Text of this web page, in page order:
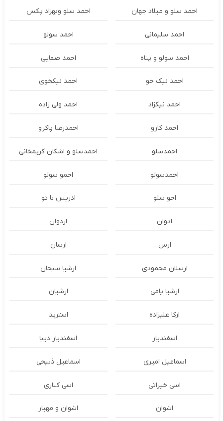
احمد سلو و میلاد جهان احمد سلو وبهزاد پکس
احمد سلیمانی احمد سولو
احمد سولو و پناه احمد صفایی
احمد نیک خو احمد نیکخوی
احمد نیکزاد احمد ولی زاده
احمد کارو احمدرضا پاکرو
احمدسلو احمدسلو و اشکان کریمخانی
احمدسولو احمو سولو
احو سلو ادریس با تو
ادوان اردوان
ارس ارسان
ارسلان محمودی ارشیا سبحان
ارشیا یامی ارشیان
ارکا علیزاده استرید
اسفندیار اسفندیار دیبا
اسماعیل امیری اسماعیل ذبیحی
اسی خیراتی اسی کناری
اشوان اشوان و مهیار